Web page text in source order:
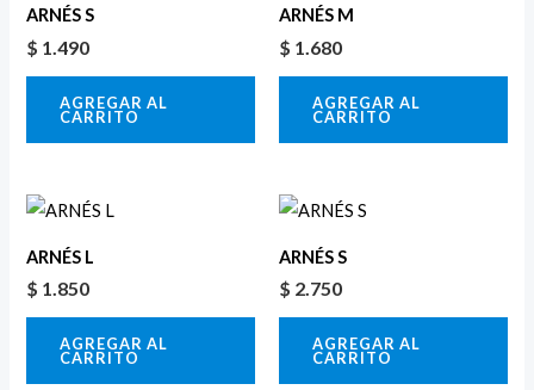
ARNÉS S
$ 1.490
AGREGAR AL
CARRITO
ARNÉS M
$ 1.680
AGREGAR AL
CARRITO
ARNÉS L
$ 1.850
AGREGAR AL
CARRITO
ARNÉS S
$ 2.750
AGREGAR AL
CARRITO